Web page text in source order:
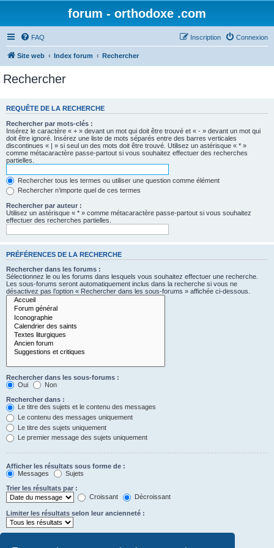
forum - orthodoxe .com
FAQ Connexion
Inscription
Site web Index forum Rechercher
Rechercher
REQUÊTE DE LA RECHERCHE
Rechercher par mots-clés :
Insérez le caractère « + » devant un mot qui doit être trouvé et « - » devant un mot qui
doit être ignoré. Insérez une liste de mots séparés entre des barres verticales
discontinues « | » si seul un des mots doit être trouvé. Utilisez un astérisque « * »
comme métacaractère passe-partout si vous souhaitez effectuer des recherches
partielles.
Rechercher tous les termes ou utiliser une question comme élément
Rechercher n’importe quel de ces termes
Rechercher par auteur :
Utilisez un astérisque « * » comme métacaractère passe-partout si vous souhaitez
effectuer des recherches partielles.
PRÉFÉRENCES DE LA RECHERCHE
Rechercher dans les forums :
Sélectionnez le ou les forums dans lesquels vous souhaitez effectuer une recherche.
Les sous-forums seront automatiquement inclus dans la recherche si vous ne
désactivez pas l’option « Rechercher dans les sous-forums » affichée ci-dessous.
Rechercher dans les sous-forums :
Oui
Non
Rechercher dans :
Le titre des sujets et le contenu des messages
Le contenu des messages uniquement
Le titre des sujets uniquement
Le premier message des sujets uniquement
Afficher les résultats sous forme de :
Messages
Sujets
Trier les résultats par :
Croissant
Décroissant
Limiter les résultats selon leur ancienneté :